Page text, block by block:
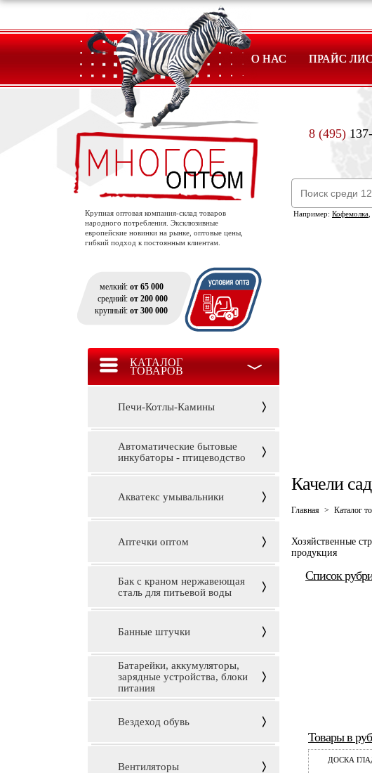
О НАС ПРАЙС
Крупная оптовая компания-склад товаров
народного потребления. Эксклюзивные
европейские новинки на рынке, оптовые цены,
гибкий подход к постоянным клиентам.
мелкий: от 65 000
средний: от 200 000
крупный: от 300 000
КАТАЛОГ
ТОВАРОВ
Печи-Котлы-Камины
Автоматические бытовые
инкубаторы - птицеводство
Акватекс умывальники
Аптечки оптом
Бак с краном нержавеющая
сталь для питьевой воды
Банные штучки
Батарейки, аккумуляторы,
зарядные устройства, блоки
питания
Вездеход обувь
Вентиляторы
8 (495)
Например: Кофемолка
Качели
Главная > Каталог
Хозяйственные
продукция
Список
Товары в
ДОСКА